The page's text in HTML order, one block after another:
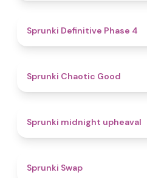
Sprunki Definitive Phase 4
Sprunki Chaotic Good
Sprunki midnight upheaval
Sprunki Swap